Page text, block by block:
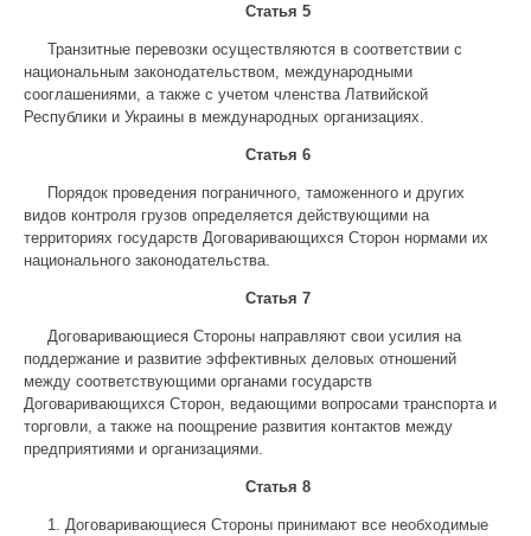
Статья 5
Транзитные перевозки осуществляются в соответствии с
национальным законодательством, международными
сооглашениями, а также с учетом членства Латвийской
Республики и Украины в международных организациях.
Статья 6
Порядок проведения пограничного, таможенного и других
видов контроля грузов определяется действующими на
территориях государств Договаривающихся Сторон нормами их
национального законодательства.
Статья 7
Договаривающиеся Стороны направляют свои усилия на
поддержание и развитие эффективных деловых отношений
между соответствующими органами государств
Договаривающихся Сторон, ведающими вопросами транспорта и
торговли, а также на поощрение развития контактов между
предприятиями и организациями.
Статья 8
1. Договаривающиеся Стороны принимают все необходимые